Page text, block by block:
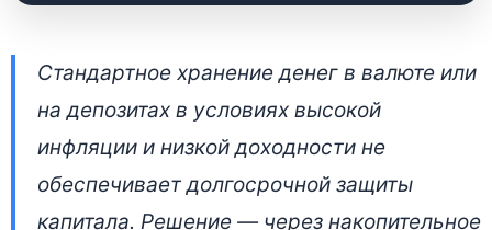
Как работает
накопительное
страхование жизни в
Беларуси: подробный
Стандартное хранение денег в валюте или
на депозитах в условиях высокой
инфляции и низкой доходности не
обеспечивает долгосрочной защиты
капитала. Решение — через накопительное